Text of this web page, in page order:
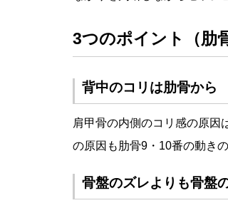
3つのポイント（肋
背中のコリは肋骨から
肩甲骨の内側のコリ感の原因
の原因も肋骨9・10番の動き
骨盤のズレよりも骨盤